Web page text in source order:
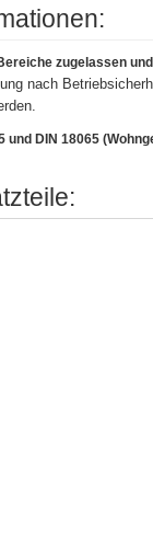
zugelassen
nach
und DIN 18065